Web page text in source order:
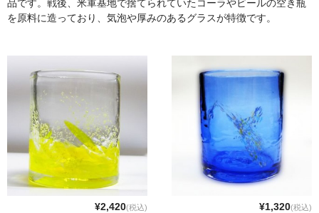
琉球ガラス
お買い物ガイド
お支払い方法
配送料・お届け方法
ご注文のキャンセル・返品・交換
特定商取引法に基づく表示
品です。戦後、米軍基地で捨てられていたコーラやビールの空き瓶
を原料に造っており、気泡や厚みのあるグラスが特徴です。
¥2,420(税込) ¥1,320(税込)